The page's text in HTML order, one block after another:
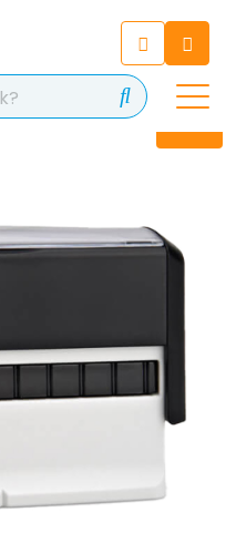
onze chatbot